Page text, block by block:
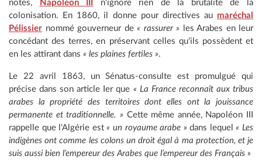
notes, Napoléon III n'ignore rien de la brutalité de la
colonisation. En 1860, il donne pour directives au maréchal
Pélissier nommé gouverneur de « rassurer » les Arabes en leur
concédant des terres, en préservant celles qu'ils possèdent et
en les attirant dans « les plaines fertiles ».
Le 22 avril 1863, un Sénatus-consulte est promulgué qui
précise dans son article Ier que « La France reconnaît aux tribus
arabes la propriété des territoires dont elles ont la jouissance
permanente et traditionnelle. » Cette même année, Napoléon III
rappelle que l'Algérie est« un royaume arabe » dans lequel« Les
indigènes ont comme les colons un droit égal à ma protection, et je
suis aussi bien l’empereur des Arabes que l’empereur des Français »